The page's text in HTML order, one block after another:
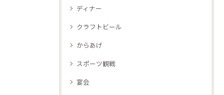
ディナー
クラフトビール
からあげ
スポーツ観戦
宴会